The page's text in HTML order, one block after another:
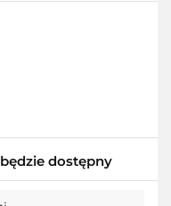
dostępny